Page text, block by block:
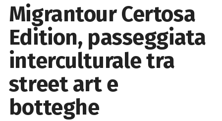
Migrantour Certosa
Edition, passeggiata
interculturale tra
street art e
botteghe